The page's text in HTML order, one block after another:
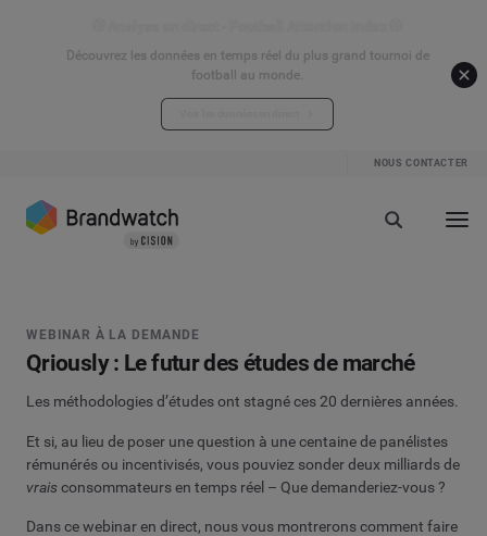
Découvrez les données en temps réel du plus grand tournoi de
football au monde.
NOUS CONTACTER
WEBINAR À LA DEMANDE
Qriously : Le futur des études de marché
Les méthodologies d’études ont stagné ces 20 dernières années.
Et si, au lieu de poser une question à une centaine de panélistes
rémunérés ou incentivisés, vous pouviez sonder deux milliards de
vraisconsommateurs en temps réel – Que demanderiez-vous ?
Dans ce webinar en direct, nous vous montrerons comment faire